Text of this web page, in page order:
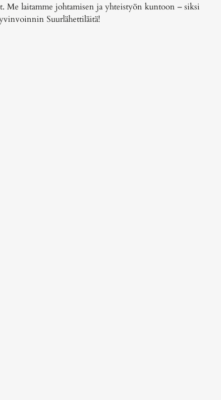
Melaitamme johtamisen ja yhteistyön kuntoon – siksi
Suurlähettiläitä!